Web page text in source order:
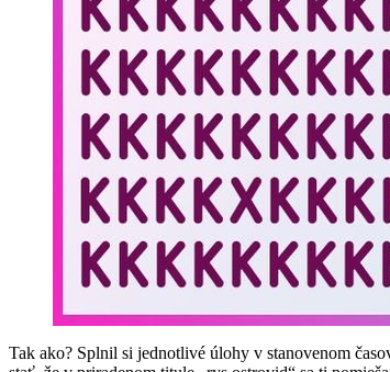
Tak ako? Splnil si jednotlivé úlohy v stanovenom